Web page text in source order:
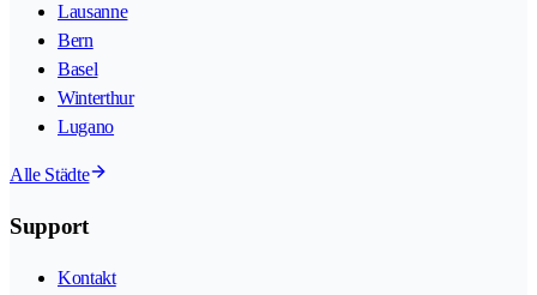
Lausanne
Bern
Basel
Winterthur
Lugano
Alle Städte
Support
Kontakt